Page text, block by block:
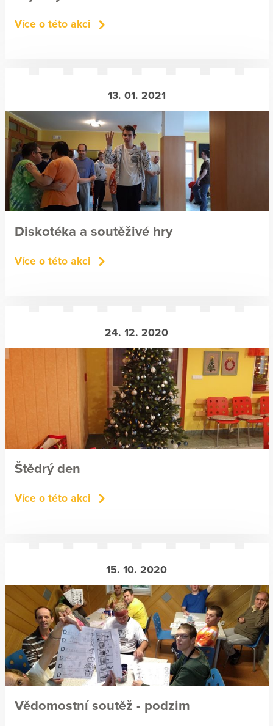
Více o této akci
13. 01. 2021
Diskotéka a soutěživé hry
Více o této akci
24. 12. 2020
Štědrý den
Více o této akci
15. 10. 2020
Vědomostní soutěž - podzim